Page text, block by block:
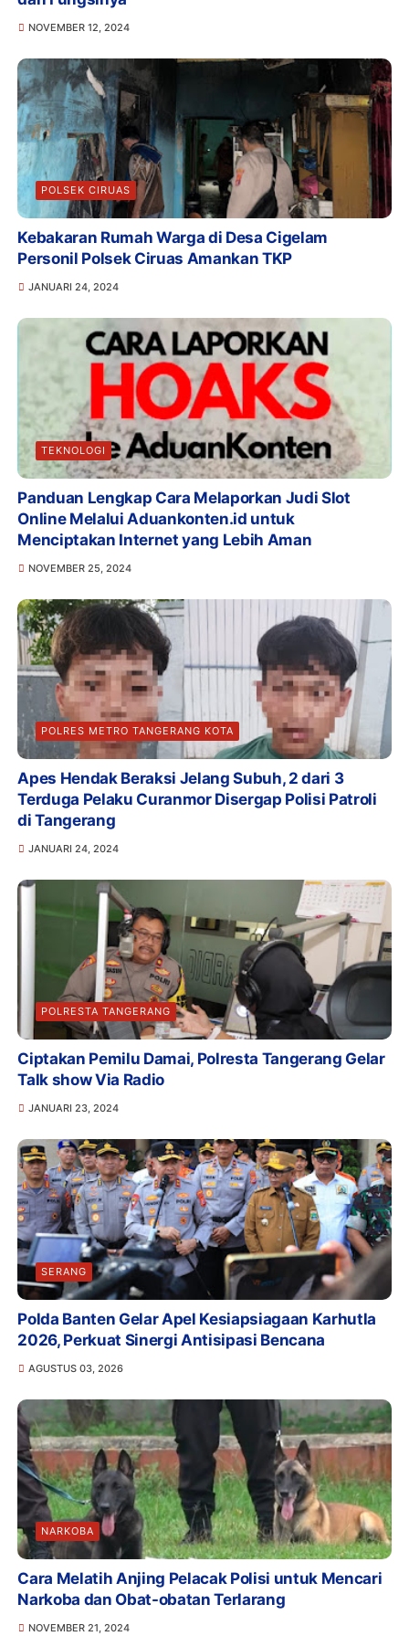
NOVEMBER 12, 2024
POLSEK CIRUAS
Kebakaran Rumah Warga di Desa Cigelam
Personil Polsek Ciruas Amankan TKP
JANUARI 24, 2024
TEKNOLOGI
Panduan Lengkap Cara Melaporkan Judi Slot
Online Melalui Aduankonten.id untuk
Menciptakan Internet yang Lebih Aman
NOVEMBER 25, 2024
POLRES METRO TANGERANG KOTA
Apes Hendak Beraksi Jelang Subuh, 2 dari 3
Terduga Pelaku Curanmor Disergap Polisi Patroli
di Tangerang
JANUARI 24, 2024
POLRESTA TANGERANG
Ciptakan Pemilu Damai, Polresta Tangerang Gelar
Talk show Via Radio
JANUARI 23, 2024
SERANG
Polda Banten Gelar Apel Kesiapsiagaan Karhutla
2026, Perkuat Sinergi Antisipasi Bencana
AGUSTUS 03, 2026
NARKOBA
Cara Melatih Anjing Pelacak Polisi untuk Mencari
Narkoba dan Obat-obatan Terlarang
NOVEMBER 21, 2024